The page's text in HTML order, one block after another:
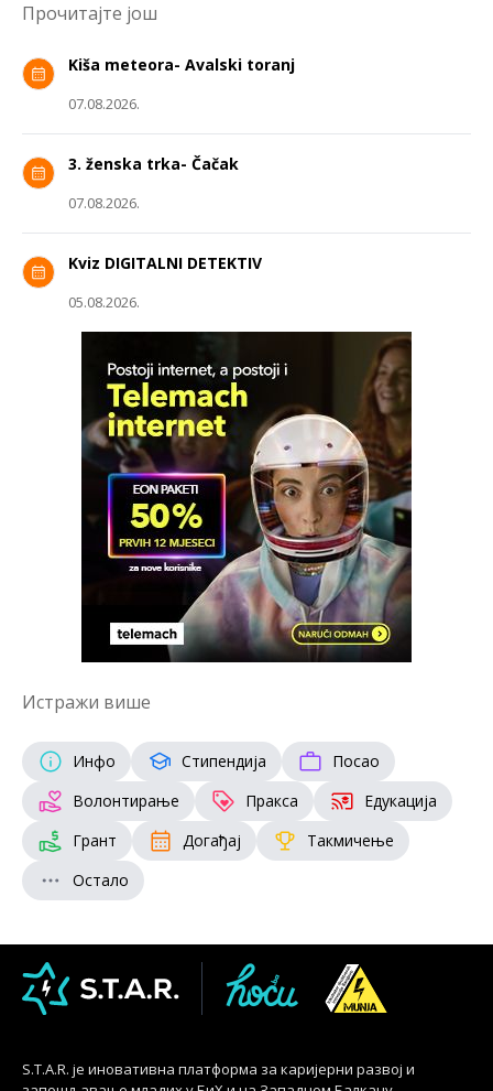
Прочитајте још
Kiša meteora- Avalski toranj
07.08.2026.
3. ženska trka- Čačak
07.08.2026.
Kviz DIGITALNI DETEKTIV
05.08.2026.
Истражи више
Инфо Стипендија
Посао
Волонтирање
Пракса
Едукација
Грант
Догађај
Такмичење
Остало
S.T.A.R. је иновативна платформа за каријерни развој и